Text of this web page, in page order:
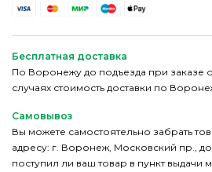
Бесплатная доставка
По Воронежу до подъезда при заказе
случаях стоимость доставки по
Самовывоз
Вы можете самостоятельно забрать
адресу: г. Воронеж, Московский пр.,
поступил ли ваш товар в пункт